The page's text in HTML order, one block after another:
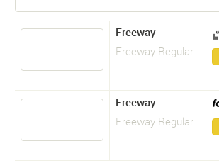
Freeway
Freeway Regular
Freeway
Freeway Regular